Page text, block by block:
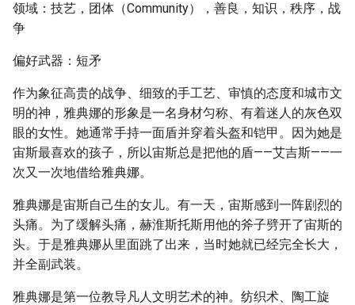
领域：技艺，团体（Community），善良，知识，秩序，战
争
偏好武器：短矛
作为象征高贵的战争、细致的手工艺、审慎的态度和城市文
明的神，雅典娜的形象是一名身材匀称、有着迷人的灰色双
眼的女性。她通常手持一面盾并穿着头盔和铠甲。因为她是
宙斯最喜欢的孩子，所以宙斯总是把他的盾——艾吉斯——一
次又一次地借给雅典娜。
雅典娜是宙斯自己生的女儿。有一天，宙斯感到一阵剧烈的
头痛。为了缓解头痛，赫淮斯托斯用他的斧子劈开了宙斯的
头。于是雅典娜从里面跳了出来，当时她就已经完全长大，
并全副武装。
雅典娜是第一位教导凡人文明艺术的神。纺织术、陶工旋